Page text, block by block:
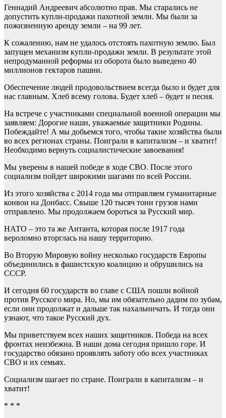
Геннадий Андреевич абсолютно прав. Мы старались не
допустить купли-продажи пахотной земли. Мы были за
пожизненную аренду земли – на 99 лет.
К сожалению, нам не удалось отстоять пахотную землю. Был
запущен механизм купли-продажи земли. В результате этой
непродуманной реформы из оборота было выведено 40
миллионов гектаров пашни.
Обеспечение людей продовольствием всегда было и будет для
нас главным. Хлеб всему голова. Будет хлеб – будет и песня.
На встрече с участниками специальной военной операции мы
заявляем: Дорогие наши, уважаемые защитники Родины.
Побеждайте! А мы добьемся того, чтобы такие хозяйства были
во всех регионах страны. Поиграли в капитализм – и хватит!
Необходимо вернуть социалистические завоевания!
Мы уверены в нашей победе в ходе СВО. После этого
социализм пойдет широкими шагами по всей России.
Из этого хозяйства с 2014 года мы отправляем гуманитарные
конвои на Донбасс. Свыше 120 тысяч тонн грузов нами
отправлено. Мы продолжаем бороться за Русский мир.
НАТО – это та же Антанта, которая после 1917 года
вероломно вторглась на нашу территорию.
Во Вторую Мировую войну несколько государств Европы
объединились в фашистскую коалицию и обрушились на
СССР.
И сегодня 60 государств во главе с США пошли войной
против Русского мира. Но, мы им обязательно дадим по зубам,
если они продолжат и дальше так нахальничать. И тогда они
узнают, что такое Русский дух.
Мы приветствуем всех наших защитников. Победа на всех
фронтах неизбежна. В наши дома сегодня пришло горе. И
государство обязано проявлять заботу обо всех участниках
СВО и их семьях.
Социализм шагает по стране. Поиграли в капитализм – и
хватит!
* * *